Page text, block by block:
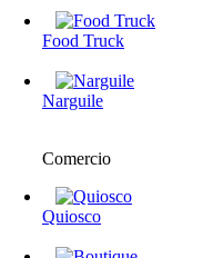
Food Truck
Narguile
Comercio
Quiosco